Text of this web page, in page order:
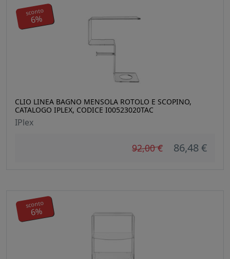
CLIO LINEA BAGNO MENSOLA ROTOLO E SCOPINO,
CATALOGO IPLEX, CODICE I00523020TAC
IPlex
92,00 € 86,48 €
sconto
6%
sconto
6%